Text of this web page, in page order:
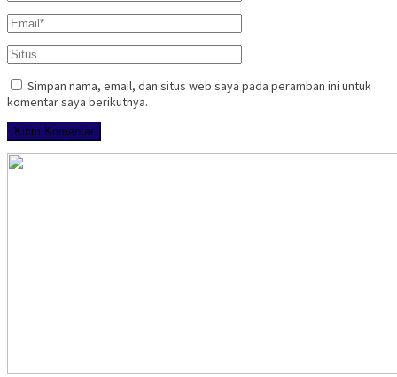
Simpan nama, email, dan situs web saya pada peramban ini untuk
komentar saya berikutnya.